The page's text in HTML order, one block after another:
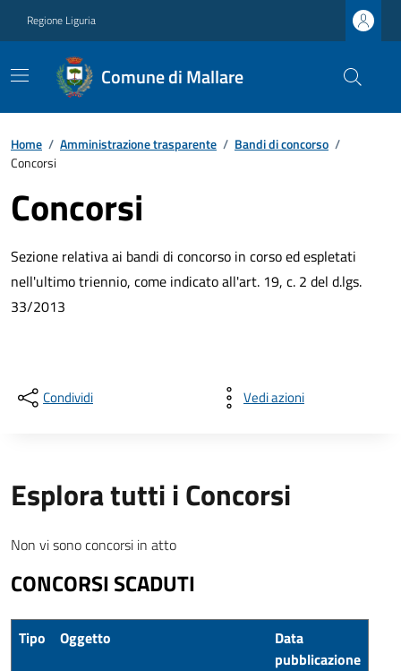
Regione Liguria
Comune di Mallare
Home / Amministrazione trasparente / Bandi di concorso /
Concorsi
Concorsi
Sezione relativa ai bandi di concorso in corso ed espletati
nell'ultimo triennio, come indicato all'art. 19, c. 2 del d.lgs.
33/2013
Condividi Vedi azioni
Esplora tutti i Concorsi
Non vi sono concorsi in atto
CONCORSI SCADUTI
Tipo Oggetto
Data
pubblicazione